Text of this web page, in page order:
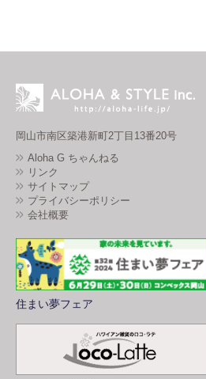
岡山市南区築港新町2丁目13番20号
Aloha G ちゃんねる
リンク
サイトマップ
プライバシーポリシー
会社概要
住まい夢フェア